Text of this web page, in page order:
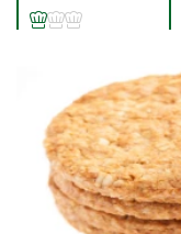


